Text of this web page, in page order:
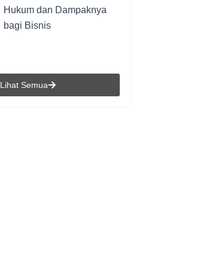
Hukum dan Dampaknya
bagi Bisnis
Lihat Semua